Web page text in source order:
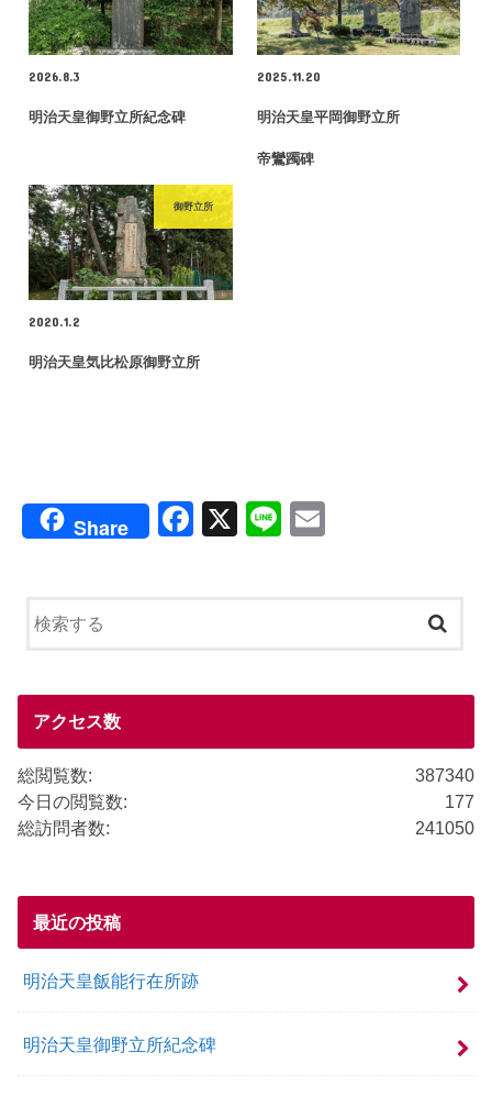
2026.8.3
明治天皇御野立所紀念碑
2025.11.20
明治天皇平岡御野立所
帝鸞躅碑
御野立所
2020.1.2
明治天皇気比松原御野立所
Share
F
o
X
Li
アクセス数
387340
総閲覧数:
177
今日の閲覧数:
241050
総訪問者数:
最近の投稿
明治天皇飯能行在所跡
明治天皇御野立所紀念碑